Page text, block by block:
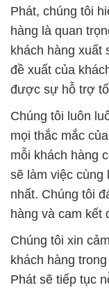
Phát, chúng tôi
hàng là quan
khách hàng xuất
đề xuất của
được sự hỗ trợ
Chúng tôi luôn
mọi thắc mắc
mỗi khách hàng
sẽ làm việc cùng
nhất. Chúng tôi
hàng và cam kết
Chúng tôi xin
khách hàng
Phát sẽ tiếp tục